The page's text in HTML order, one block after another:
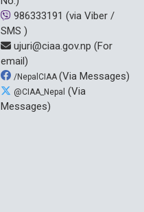
986333191 (via Viber /
SMS )
ujuri@ciaa.gov.np (For
email)
/NepalCIAA (Via Messages)
@CIAA_Nepal (Via
Messages)